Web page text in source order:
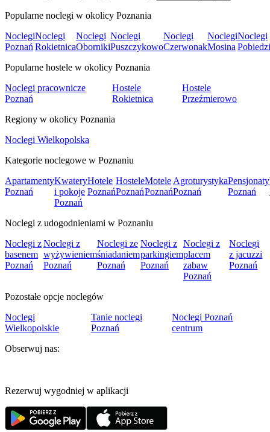
Popularne noclegi w okolicy Poznania
Noclegi
Poznań
Noclegi
Rokietnica
Noclegi
Oborniki
Noclegi
Puszczykowo
Noclegi
Czerwonak
Noclegi
Mosina
Noclegi
Popularne hostele w okolicy Poznania
Noclegi pracownicze
Poznań
Hostele
Rokietnica
Hostele
Przeźmierowo
Regiony w okolicy Poznania
Noclegi Wielkopolska
Kategorie noclegowe w Poznaniu
Apartamenty
Poznań
Kwatery
i pokoje
Poznań
Hotele
Poznań
Hostele
Poznań
Motele
Poznań
Agroturystyka
Poznań
Pensjonaty
Poznań
Noclegi z udogodnieniami w Poznaniu
Noclegi z
basenem
Poznań
Noclegi z
wyżywieniem
Poznań
Noclegi ze
śniadaniem
Poznań
Noclegi z
parkingiem
Poznań
Noclegi z
placem
zabaw
Poznań
Noclegi
z jacuzzi
Poznań
Pozostałe opcje noclegów
Noclegi
Wielkopolskie
Tanie noclegi
Poznań
Noclegi Poznań
centrum
Obserwuj nas:
Rezerwuj wygodniej w aplikacji